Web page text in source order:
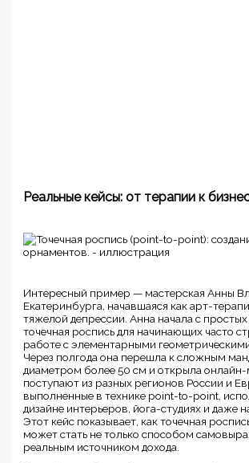
Реальные кейсы: от терапии к
Интересный пример — мастерская Анны
Екатеринбурга, начавшаяся как арт-
тяжелой депрессии. Анна начала с
точечная роспись для начинающих часто
работе с элементарными
Через полгода она перешла к сложным
диаметром более 50 см и открыла онлайн-
поступают из разных регионов России и
выполненные в технике point-to-point,
дизайне интерьеров, йога-студиях и даже
Этот кейс показывает, как точечная
может стать не только способом
реальным источником дохода.